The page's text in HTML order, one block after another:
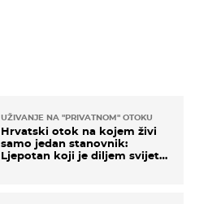
UŽIVANJE NA "PRIVATNOM" OTOKU
Hrvatski otok na kojem živi
samo jedan stanovnik:
Ljepotan koji je diljem svijeta